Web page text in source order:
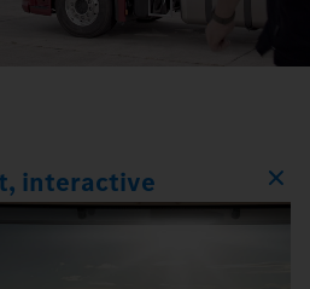
interactive